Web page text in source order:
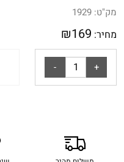
מק"ט: 1929
מחיר: ₪169